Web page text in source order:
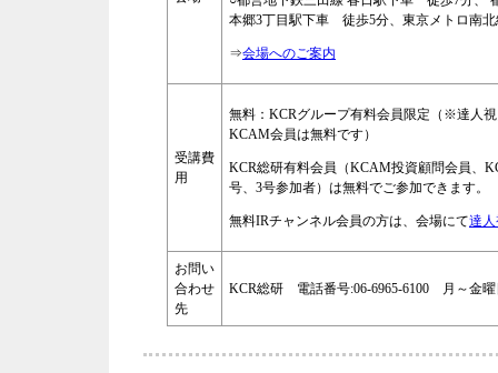
本郷3丁目駅下車 徒歩5分、東京メトロ南
⇒会場へのご案内
受講費
用
無料：KCRグループ有料会員限定（※達人
KCAM会員は無料です）
KCR総研有料会員（KCAM投資顧問会員、
号、3号参加者）は無料でご参加できます。
無料IRチャンネル会員の方は、会場にて達
お問い
合わせ
先
KCR総研 電話番号:06-6965-6100 月～金曜